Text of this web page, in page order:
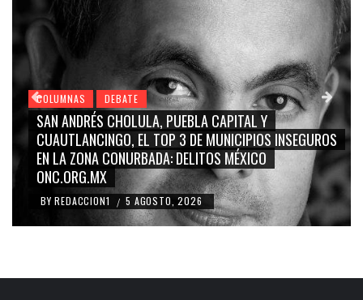
COLUMNAS DEBATE
GRACE PALOMARES, NAY SALVATORI, SERGIO MAYER,
CARMEN SALINAS “LA CORCHOLATA”, CUAUHTÉMOC
BLANCO, SILVIA PINAL: LA TRIVIALIZACIÓN Y
RIDICULIZACIÓN DE LA REPRESENTACIÓN CIUDADANA
BY REDACCION1 / 4 AGOSTO, 2026